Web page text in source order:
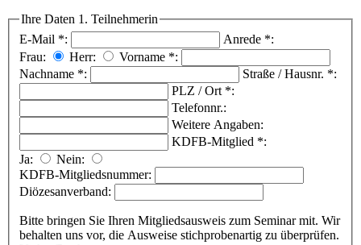
Ihre Daten 1. Teilnehmerin
E-Mail *: Anrede *:
Frau:
Herr: Vorname *:
Nachname *: Straße / Hausnr. *:
PLZ / Ort *:
Telefonnr.:
Weitere Angaben:
KDFB-Mitglied *:
Ja:
Nein:
KDFB-Mitgliedsnummer:
Diözesanverband:
Bitte bringen Sie Ihren Mitgliedsausweis zum Seminar mit. Wir
behalten uns vor, die Ausweise stichprobenartig zu überprüfen.